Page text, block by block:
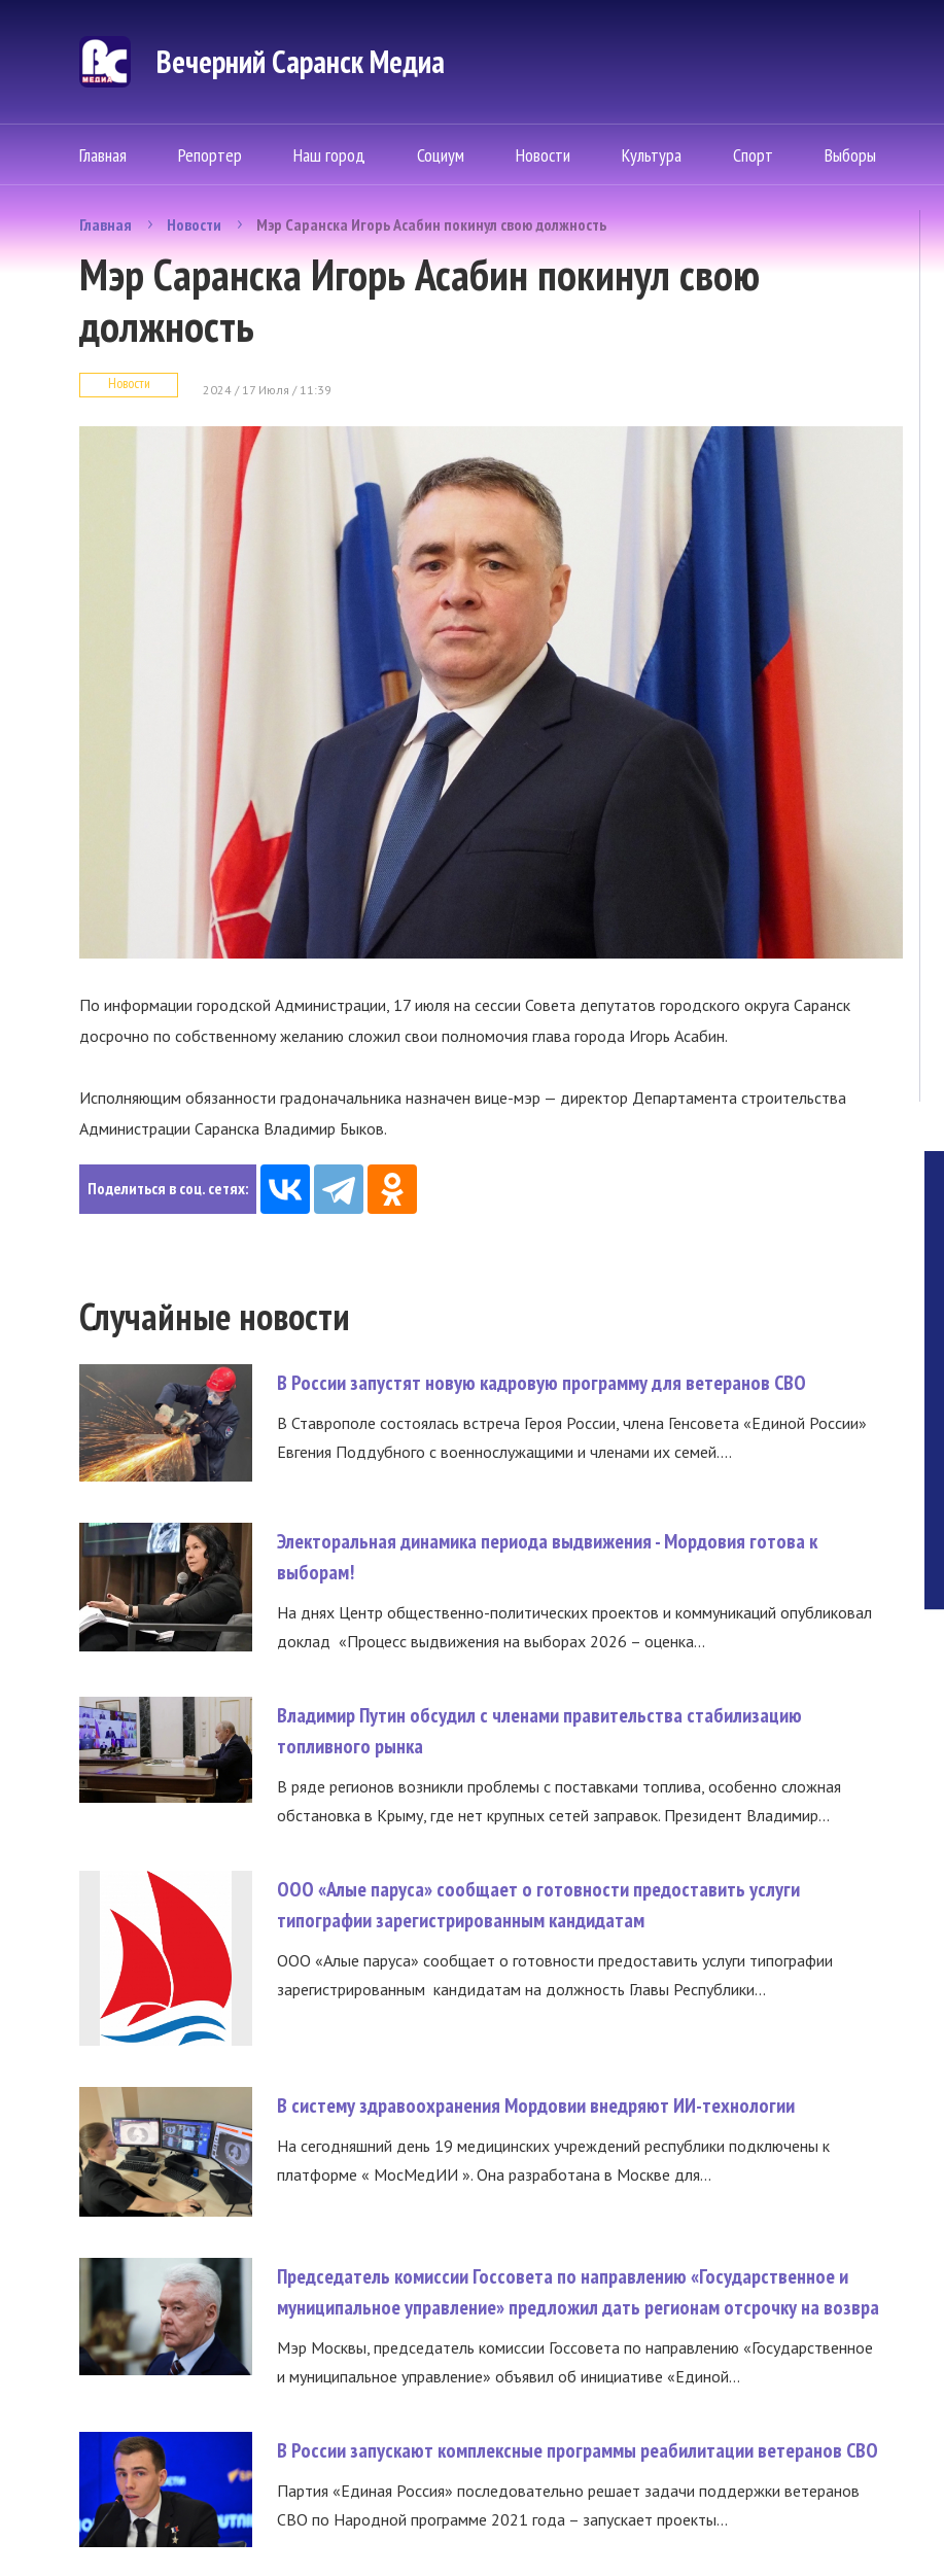
Вечерний Саранск Mедиа
Главная Репортер Наш город Социум Новости Культура Спорт Выборы
Главная Новости Мэр Саранска Игорь Асабин покинул свою должность
Мэр Саранска Игорь Асабин покинул свою
должность
Новости 2024 / 17 Июля / 11:39
По информации городской Администрации, 17 июля на сессии Совета депутатов городского округа Саранск
досрочно по собственному желанию сложил свои полномочия глава города Игорь Асабин.
Исполняющим обязанности градоначальника назначен вице-мэр — директор Департамента строительства
Администрации Саранска Владимир Быков.
Поделиться в соц. сетях:
Случайные новости
В России запустят новую кадровую программу для ветеранов СВО
В Ставрополе состоялась встреча Героя России, члена Генсовета «Единой России»
Евгения Поддубного с военнослужащими и членами их семей....
Электоральная динамика периода выдвижения - Мордовия готова к
выборам!
На днях Центр общественно-политических проектов и коммуникаций опубликовал
доклад «Процесс выдвижения на выборах 2026 – оценка...
Владимир Путин обсудил с членами правительства стабилизацию
топливного рынка
В ряде регионов возникли проблемы с поставками топлива, особенно сложная
обстановка в Крыму, где нет крупных сетей заправок. Президент Владимир...
ООО «Алые паруса» сообщает о готовности предоставить услуги
типографии зарегистрированным кандидатам
ООО «Алые паруса» сообщает о готовности предоставить услуги типографии
зарегистрированным кандидатам на должность Главы Республики...
В систему здравоохранения Мордовии внедряют ИИ-технологии
На сегодняшний день 19 медицинских учреждений республики подключены к
платформе « МосМедИИ ». Она разработана в Москве для...
Председатель комиссии Госсовета по направлению «Государственное и
муниципальное управление» предложил дать регионам отсрочку на возвра
Мэр Москвы, председатель комиссии Госсовета по направлению «Государственное
и муниципальное управление» объявил об инициативе «Единой...
В России запускают комплексные программы реабилитации ветеранов СВО
Партия «Единая Россия» последовательно решает задачи поддержки ветеранов
СВО по Народной программе 2021 года – запускает проекты...